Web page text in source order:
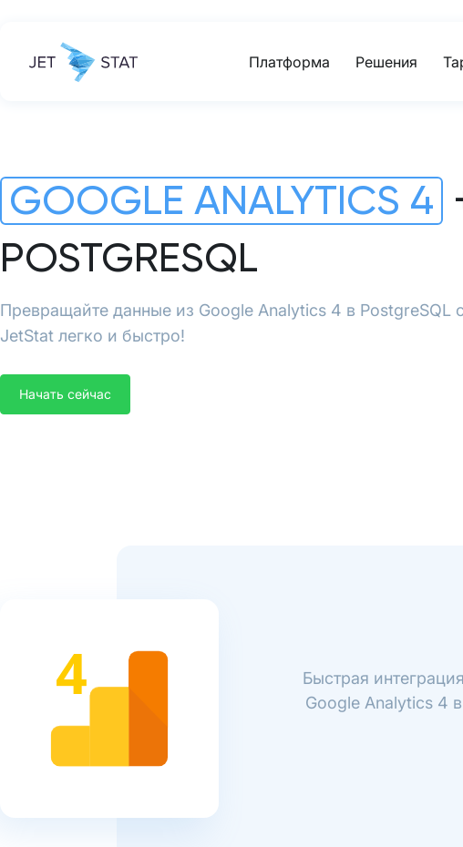
Платформа Решения
GOOGLE ANALYTICS 4
POSTGRESQL
Превращайте данные из Google Analytics 4 в
JetStat легко и быстро!
Начать сейчас
Быстрая
Google Analytics 4